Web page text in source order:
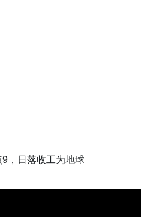
，日落收工为地球